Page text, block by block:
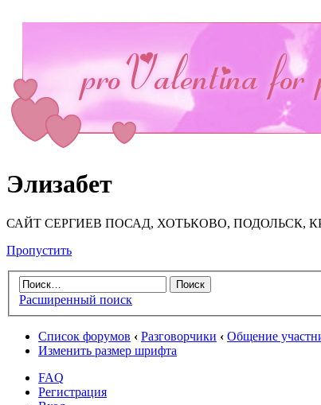
Элизабет
САЙТ СЕРГИЕВ ПОСАД, ХОТЬКОВО, ПОДОЛЬСК,
Пропустить
Расширенный поиск
Список форумов ‹ Разговорчики ‹ Общение
Изменить размер шрифта
FAQ
Регистрация